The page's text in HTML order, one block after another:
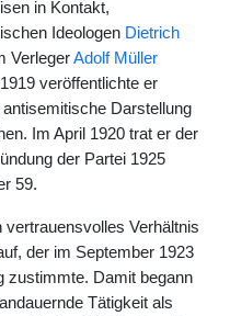
in Kontakt,
Ideologen Dietrich
VerlegerAdolf Müller
veröffentlichte er
Darstellung
Im April 1920 trat er der
der Partei 1925
59.
vertrauensvolles Verhältnis
der im September 1923
zustimmte. Damit begann
Tätigkeit als